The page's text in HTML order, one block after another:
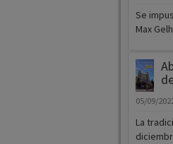
Se
Max
05/09/
La